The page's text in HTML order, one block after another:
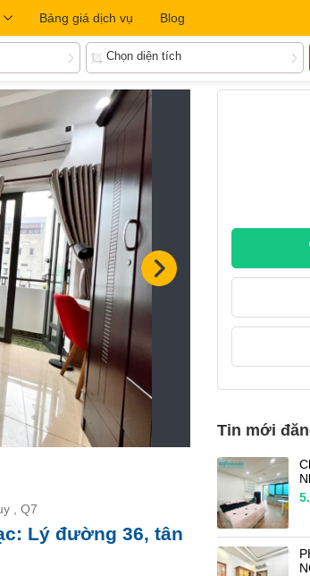
Bảng giá dịch vụ Blog
Chọn diện tích
, Q7
Lý đường 36, tân
Tin mới